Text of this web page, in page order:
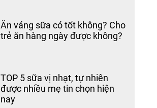
Ăn váng sữa có tốt không? Cho
trẻ ăn hàng ngày được không?
TOP 5 sữa vị nhạt, tự nhiên
được nhiều mẹ tin chọn hiện
nay